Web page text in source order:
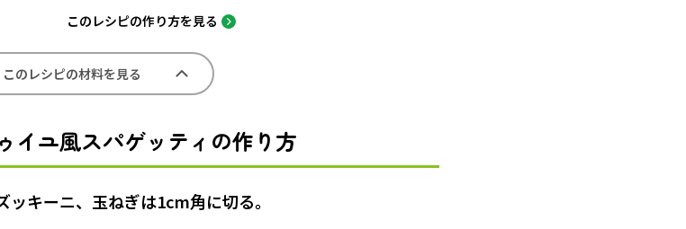
このレシピの作り方を見る
このレシピの材料を見る
イユ風スパゲッティの作り方
キーニ、玉ねぎは1cm角に切る。